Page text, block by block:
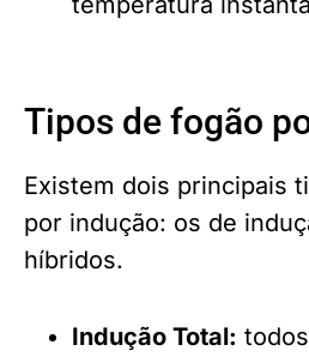
Tipos de fogão
Existem dois principais
por indução: os de
híbridos.
Indução Total: